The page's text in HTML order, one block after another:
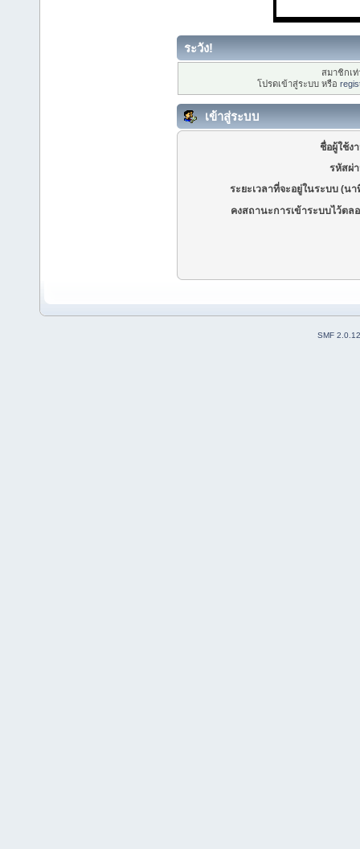
ระวัง!
สมาชิกเ
โปรดเข้าสู่ระบบ หรือ
เข้าสู่ระบบ
ชื่อผู้ใช้ง
รหัสผ่
ระยะเวลาที่จะอยู่ในระบบ (นา
คงสถานะการเข้าระบบไว้ตล
SMF 2.0.12